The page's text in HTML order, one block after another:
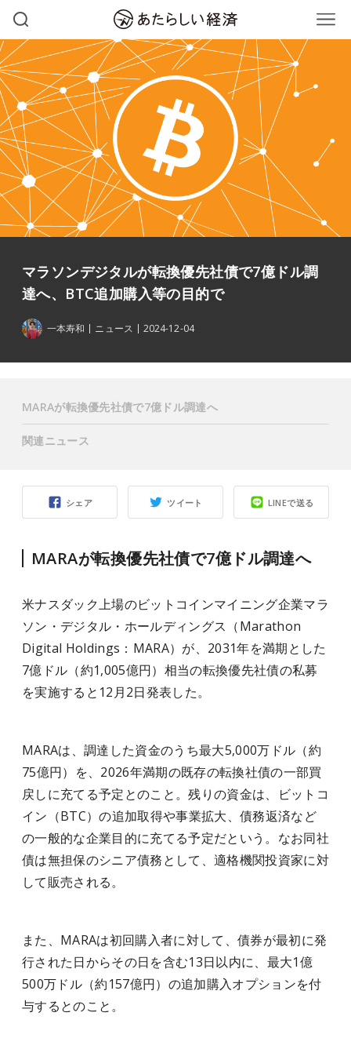
マラソンデジタルが転換優先社債で7億ドル調
達へ、BTC追加購入等の目的で
一本寿和 ニュース 2024-12-04
シェア ツイート LINEで送る
MARAが転換優先社債で7億ドル調達へ
米ナスダック上場のビットコインマイニング企業マラ
ソン・デジタル・ホールディングス（Marathon
Digital Holdings：MARA）が、2031年を満期とした
7億ドル（約1,005億円）相当の転換優先社債の私募
を実施すると12月2日発表した。
MARAは、調達した資金のうち最大5,000万ドル（約
75億円）を、2026年満期の既存の転換社債の一部買
戻しに充てる予定とのこと。残りの資金は、ビットコ
イン（BTC）の追加取得や事業拡大、債務返済など
の一般的な企業目的に充てる予定だという。なお同社
債は無担保のシニア債務として、適格機関投資家に対
して販売される。
また、MARAは初回購入者に対して、債券が最初に発
行された日からその日を含む13日以内に、最大1億
500万ドル（約157億円）の追加購入オプションを付
与するとのこと。
MARAが転換優先社債で7億ドル調達へ
関連ニュース